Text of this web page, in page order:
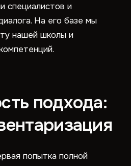
специалистов и
На его базе мы
нашей школы и
подхода:
попытка полной